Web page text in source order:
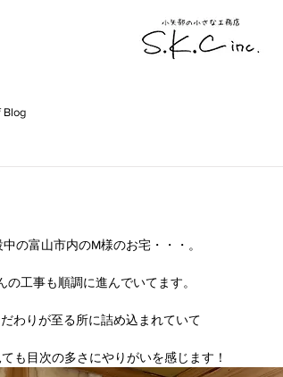
Blog
の富山市内のM様のお宅・・・。
の工事も順調に進んでいてます。
わりが至る所に詰め込まれていて
も目次の多さにやりがいを感じます！